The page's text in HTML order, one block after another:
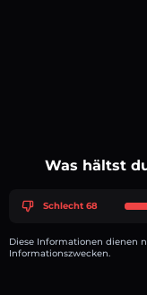
Was hältst
Schlecht 68
Diese Informationen dienen
Informationszwecken.